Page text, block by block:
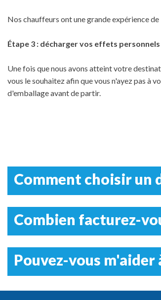
Nos chauffeurs ont une grande expérience
Étape 3 : décharger vos effets personnels
Une fois que nous avons atteint votre
vous le souhaitez afin que vous n'ayez pas à
d'emballage avant de partir.
Comment choisir un
Combien facturez-
Pouvez-vous m'aider